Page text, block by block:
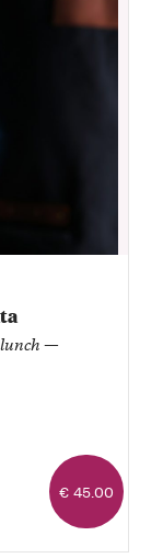
lunch —
€ 45.00